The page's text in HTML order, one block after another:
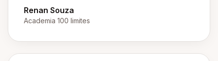
Renan Souza
Academia 100 limites